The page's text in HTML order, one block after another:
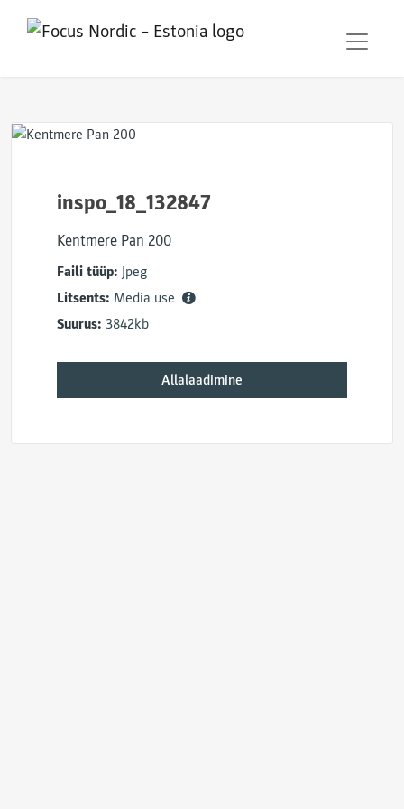
inspo_18_132847
Kentmere Pan 200
Faili tüüp: Jpeg
Litsents: Media use
Suurus: 3842kb
Allalaadimine